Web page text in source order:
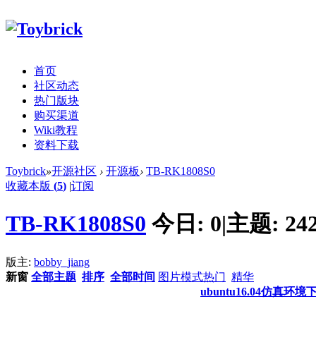
首页
社区动态
热门版块
购买渠道
Wiki教程
资料下载
Toybrick»开源社区 › 开源板› TB-RK1808S0
收藏本版 (5) |订阅
TB-RK1808S0 今日: 0|主题:
版主: bobby_jiang
新窗 全部主题 排序 全部时间 图片模式热门 精华
ubuntu16.04仿真环境